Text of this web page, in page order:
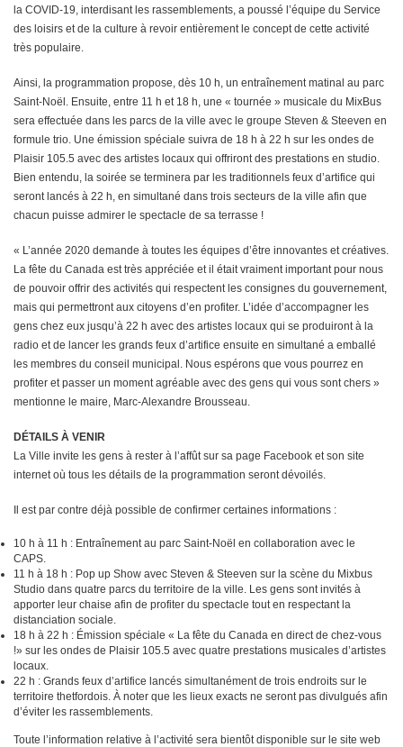
la COVID-19, interdisant les rassemblements, a poussé l’équipe du Service
des loisirs et de la culture à revoir entièrement le concept de cette activité
très populaire.
Ainsi, la programmation propose, dès 10 h, un entraînement matinal au parc
Saint-Noël. Ensuite, entre 11 h et 18 h, une « tournée » musicale du MixBus
sera effectuée dans les parcs de la ville avec le groupe Steven & Steeven en
formule trio. Une émission spéciale suivra de 18 h à 22 h sur les ondes de
Plaisir 105.5 avec des artistes locaux qui offriront des prestations en studio.
Bien entendu, la soirée se terminera par les traditionnels feux d’artifice qui
seront lancés à 22 h, en simultané dans trois secteurs de la ville afin que
chacun puisse admirer le spectacle de sa terrasse !
« L’année 2020 demande à toutes les équipes d’être innovantes et créatives.
La fête du Canada est très appréciée et il était vraiment important pour nous
de pouvoir offrir des activités qui respectent les consignes du gouvernement,
mais qui permettront aux citoyens d’en profiter. L’idée d’accompagner les
gens chez eux jusqu’à 22 h avec des artistes locaux qui se produiront à la
radio et de lancer les grands feux d’artifice ensuite en simultané a emballé
les membres du conseil municipal. Nous espérons que vous pourrez en
profiter et passer un moment agréable avec des gens qui vous sont chers »
mentionne le maire, Marc-Alexandre Brousseau.
DÉTAILS À VENIR
La Ville invite les gens à rester à l’affût sur sa page Facebook et son site
internet où tous les détails de la programmation seront dévoilés.
Il est par contre déjà possible de confirmer certaines informations :
10 h à 11 h : Entraînement au parc Saint-Noël en collaboration avec le
CAPS.
11 h à 18 h : Pop up Show avec Steven & Steeven sur la scène du Mixbus
Studio dans quatre parcs du territoire de la ville. Les gens sont invités à
apporter leur chaise afin de profiter du spectacle tout en respectant la
distanciation sociale.
18 h à 22 h : Émission spéciale « La fête du Canada en direct de chez-vous
!» sur les ondes de Plaisir 105.5 avec quatre prestations musicales d’artistes
locaux.
22 h : Grands feux d’artifice lancés simultanément de trois endroits sur le
territoire thetfordois. À noter que les lieux exacts ne seront pas divulgués afin
d’éviter les rassemblements.
Toute l’information relative à l’activité sera bientôt disponible sur le site web